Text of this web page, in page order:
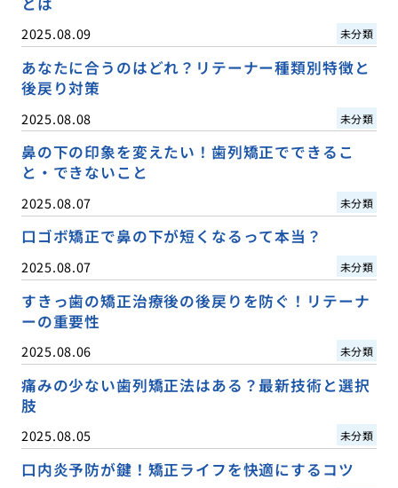
2025.08.09 未分類
あなたに合うのはどれ？リテーナー種類別特徴と
後戻り対策
2025.08.08 未分類
鼻の下の印象を変えたい！歯列矯正でできるこ
と・できないこと
2025.08.07 未分類
口ゴボ矯正で鼻の下が短くなるって本当？
2025.08.07 未分類
すきっ歯の矯正治療後の後戻りを防ぐ！リテーナ
ーの重要性
2025.08.06 未分類
痛みの少ない歯列矯正法はある？最新技術と選択
肢
2025.08.05 未分類
口内炎予防が鍵！矯正ライフを快適にするコツ